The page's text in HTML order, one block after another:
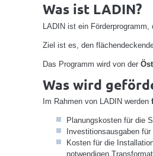
Was ist LADIN?
LADIN ist ein Förderprogramm,
Ziel ist es, den
Das Programm wird von der
Was wird
Im Rahmen von LADIN werden
Planungskosten für die
Investitionsausgaben
Kosten für die
notwendigen